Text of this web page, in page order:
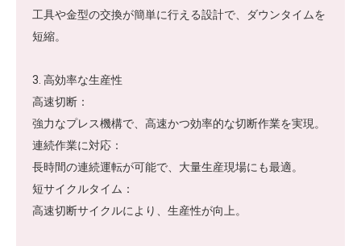
工具や金型の交換が簡単に行える設計で、ダウンタイムを
短縮。
3. 高効率な生産性
高速切断：
強力なプレス機構で、高速かつ効率的な切断作業を実現。
連続作業に対応：
長時間の連続運転が可能で、大量生産現場にも最適。
短サイクルタイム：
高速切断サイクルにより、生産性が向上。